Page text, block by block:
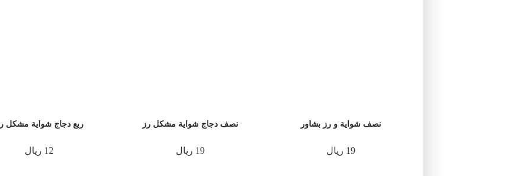
نصف شواية و رز بشاور
19 ريال
نصف دجاج شواية مشكل رز
19 ريال
ربع دجاج شواية مشكل
12 ريال